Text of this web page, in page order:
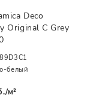
Deco
Original С Grey
белый
м²